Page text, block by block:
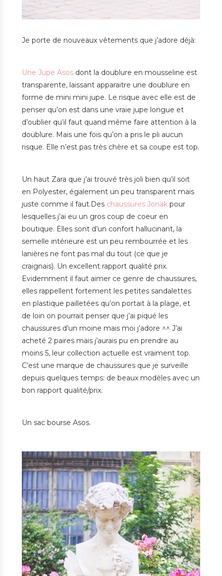
Je porte de nouveaux vêtements que j’adore déjà:
Une Jupe Asos dont la doublure en mousseline est
transparente, laissant apparaitre une doublure en
forme de mini mini jupe. Le risque avec elle est de
penser qu’on est dans une vraie jupe longue et
d’oublier qu’il faut quand même faire attention à la
doublure. Mais une fois qu’on a pris le pli aucun
risque. Elle n’est pas très chère et sa coupe est top.
Un haut Zara que j’ai trouvé très joli bien qu’il soit
en Polyester, également un peu transparent mais
juste comme il faut.Des chaussures Jonak pour
lesquelles j’ai eu un gros coup de coeur en
boutique. Elles sont d’un confort hallucinant, la
semelle intérieure est un peu rembourrée et les
lanières ne font pas mal du tout (ce que je
craignais). Un excellent rapport qualité prix.
Evidemment il faut aimer ce genre de chaussures,
elles rappellent fortement les petites sandalettes
en plastique pailletées qu’on portait à la plage, et
de loin on pourrait penser que j’ai piqué les
chaussures d’un moine mais moi j’adore ^^ J’ai
acheté 2 paires mais j’aurais pu en prendre au
moins 5, leur collection actuelle est vraiment top.
C’est une marque de chaussures que je surveille
depuis quelques temps: de beaux modèles avec un
bon rapport qualité/prix.
Un sac bourse Asos.